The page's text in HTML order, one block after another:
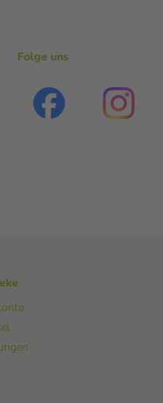
Folge uns